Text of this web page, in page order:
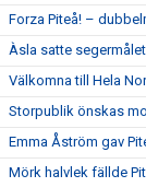
Forza Piteå! –
Àsla satte
Välkomna till Hela
Storpublik önskas
Emma Åström gav
Mörk halvlek fällde